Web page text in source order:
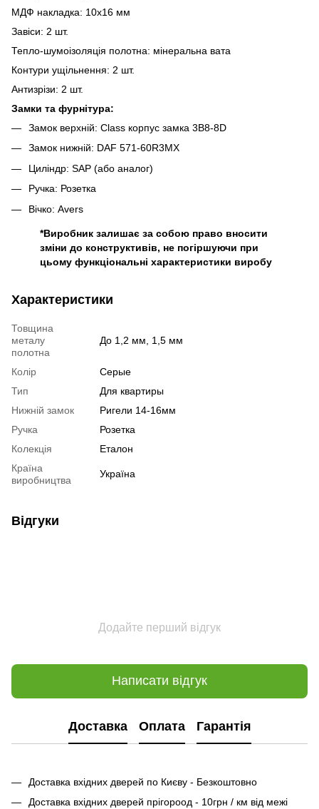
МДФ накладка: 10х16 мм
Завіси: 2 шт.
Тепло-шумоізоляція полотна: мінеральна вата
Контури ущільнення: 2 шт.
Антизрізи: 2 шт.
Замки та фурнітура:
Замок верхній: Class корпус замка 3B8-8D
Замок нижній: DAF 571-60R3MX
Циліндр: SAP (або аналог)
Ручка: Розетка
Вічко: Avers
*Виробник залишає за собою право вносити
зміни до конструктивів, не погіршуючи при
цьому функціональні характеристики виробу
Характеристики
Товщина
металу
полотна
До 1,2 мм, 1,5 мм
Колір
Серые
Тип
Для квартиры
Нижній замок
Ригели 14-16мм
Ручка
Розетка
Колекція
Еталон
Країна
виробництва
Україна
Відгуки
Додайте перший відгук
Написати відгук
Доставка Оплата Гарантія
Доставка вхідних дверей по Києву - Безкоштовно
Доставка вхідних дверей прігороод - 10грн / км від межі